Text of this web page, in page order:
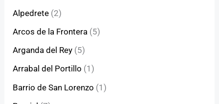
Alpedrete (2)
Arcos de la Frontera (5)
Arganda del Rey (5)
Arrabal del Portillo (1)
Barrio de San Lorenzo (1)